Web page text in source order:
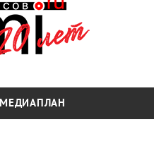
МЕДИАПЛАН